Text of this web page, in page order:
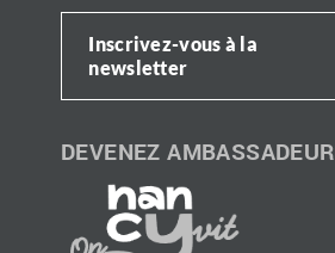
Inscrivez-vous à la
newsletter
DEVENEZ AMBASSADEUR